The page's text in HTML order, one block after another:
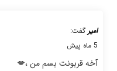
امیر گفت:
5 ماه پیش
آخه قربونت بسم من ،💋